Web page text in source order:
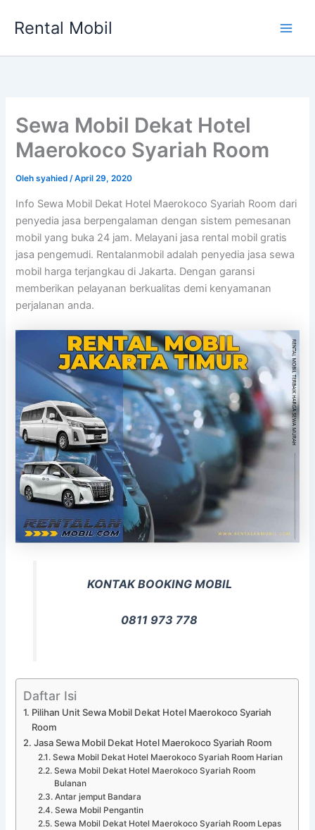
Rental Mobil
Sewa Mobil Dekat Hotel
Maerokoco Syariah Room
Olehsyahied/April 29, 2020
Info Sewa Mobil Dekat Hotel Maerokoco Syariah Room dari
penyedia jasa berpengalaman dengan sistem pemesanan
mobil yang buka 24 jam. Melayani jasa rental mobil gratis
jasa pengemudi. Rentalanmobil adalah penyedia jasa sewa
mobil harga terjangkau di Jakarta. Dengan garansi
memberikan pelayanan berkualitas demi kenyamanan
perjalanan anda.
KONTAK BOOKING MOBIL
0811 973 778
Daftar Isi
Pilihan Unit Sewa Mobil Dekat Hotel Maerokoco Syariah
Room
Jasa Sewa Mobil Dekat Hotel Maerokoco Syariah Room
Sewa Mobil Dekat Hotel Maerokoco Syariah Room Harian
Sewa Mobil Dekat Hotel Maerokoco Syariah Room
Bulanan
Antar jemput Bandara
Sewa Mobil Pengantin
Sewa Mobil Dekat Hotel Maerokoco Syariah Room Lepas